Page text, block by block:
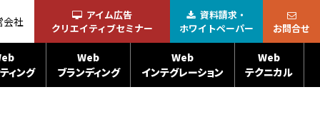
ィング
Web
ブランディング
Web
インテグレーション
Web
テクニカル
会社
アイム広告
クリエイティブセミナー
資料請求・
ホワイトペーパー
お問合せ